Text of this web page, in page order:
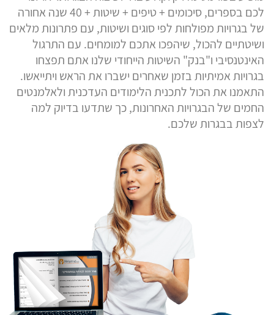
לכם בספרים, סיכומים + טיפים + שיטות + 40 שנה אחורה
של בגרויות מפולחות לפי סוגים ושיטות, עם פתרונות מלאים
ושיטתיים להכול, שיהפכו אתכם למומחים. עם התרגול
האינטנסיבי ו"בנק" השיטות הייחודי שלנו אתם תפצחו
בגרויות אמיתיות בזמן שאחרים ישברו את הראש ויתייאשו.
התאמנו את הכול לתכנית הלימודים העדכנית ולאלמנטים
החמים של הבגרויות האחרונות, כך שתדעו בדיוק למה
לצפות בבגרות שלכם.